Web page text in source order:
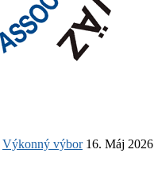
Výkonný výbor 16. Máj 2026